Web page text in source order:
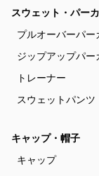
スウェット・パー
プルオーバーパー
ジップアップパー
トレーナー
スウェットパンツ
キャップ・帽子
キャップ